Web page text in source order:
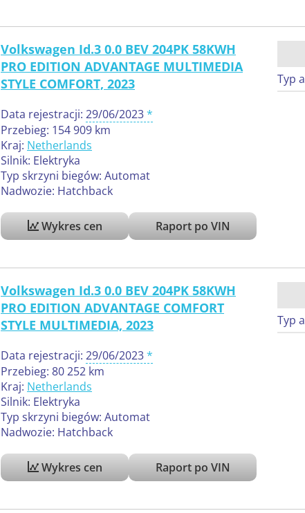
Volkswagen Id.3 0.0 BEV 204PK 58KWH
PRO EDITION ADVANTAGE MULTIMEDIA
STYLE COMFORT, 2023
Data rejestracji: 29/06/2023
Przebieg: 154 909 km
Kraj: Netherlands
Silnik: Elektryka
Typ skrzyni biegów: Automat
Nadwozie: Hatchback
Wykres cen Raport po VIN
Typ
Volkswagen Id.3 0.0 BEV 204PK 58KWH
PRO EDITION ADVANTAGE COMFORT
STYLE MULTIMEDIA, 2023
Data rejestracji: 29/06/2023
Przebieg: 80 252 km
Kraj: Netherlands
Silnik: Elektryka
Typ skrzyni biegów: Automat
Nadwozie: Hatchback
Wykres cen Raport po VIN
Typ